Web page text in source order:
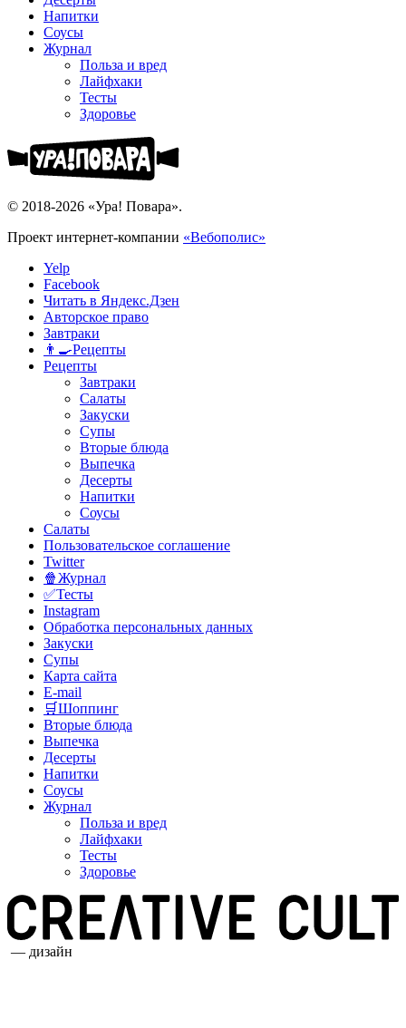
Напитки
Соусы
Журнал
Польза и вред
Лайфхаки
Тесты
Здоровье
© 2018-2026 «Ура! Повара».
Проект интернет-компании «Вебополис»
Yelp
Facebook
Читать в Яндекс.Дзен
Авторское право
Завтраки
👨‍🍳Рецепты
Рецепты
Завтраки
Салаты
Закуски
Супы
Вторые блюда
Выпечка
Десерты
Напитки
Соусы
Салаты
Пользовательское соглашение
Twitter
🍿Журнал
✅Тесты
Instagram
Обработка персональных данных
Закуски
Супы
Карта сайта
E-mail
🛒Шоппинг
Вторые блюда
Выпечка
Десерты
Напитки
Соусы
Журнал
Польза и вред
Лайфхаки
Тесты
Здоровье
— дизайн